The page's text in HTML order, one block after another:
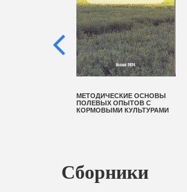
МЕТОДИЧЕСКИЕ ОСНОВЫ
ПОЛЕВЫХ ОПЫТОВ С
КОРМОВЫМИ КУЛЬТУРАМИ
Сборники